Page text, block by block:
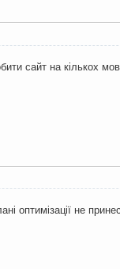
сайт на кількох
оптимізації не